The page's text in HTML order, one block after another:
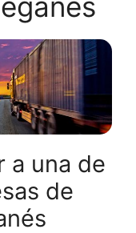
a una de
de